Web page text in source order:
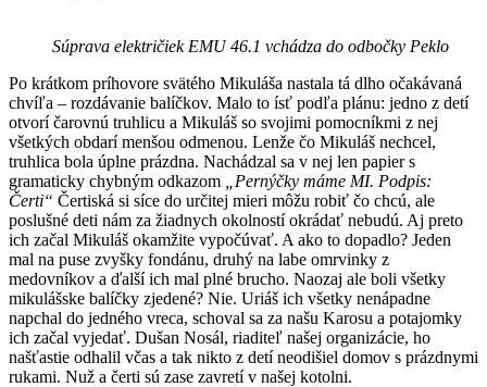
Súprava električiek EMU 46.1 vchádza do odbočky Peklo
Po krátkom príhovore svätého Mikuláša nastala tá dlho očakávaná
chvíľa – rozdávanie balíčkov. Malo to ísť podľa plánu: jedno z detí
otvorí čarovnú truhlicu a Mikuláš so svojimi pomocníkmi z nej
všetkých obdarí menšou odmenou. Lenže čo Mikuláš nechcel,
truhlica bola úplne prázdna. Nachádzal sa v nej len papier s
gramaticky chybným odkazom
„Pernýčky máme MI. Podpis:
Čerti“ Čertiská si síce do určitej mieri môžu robiť čo chcú, ale
poslušné deti nám za žiadnych okolností okrádať nebudú. Aj preto
ich začal Mikuláš okamžite vypočúvať. A ako to dopadlo? Jeden
mal na puse zvyšky fondánu, druhý na labe omrvinky z
medovníkov a ďalší ich mal plné brucho. Naozaj ale boli všetky
mikulášske balíčky zjedené? Nie. Uriáš ich všetky nenápadne
napchal do jedného vreca, schoval sa za našu Karosu a potajomky
ich začal vyjedať. Dušan Nosál, riaditeľ našej organizácie, ho
našťastie odhalil včas a tak nikto z detí neodišiel domov s prázdnymi
rukami. Nuž a čerti sú zase zavretí v našej kotolni.